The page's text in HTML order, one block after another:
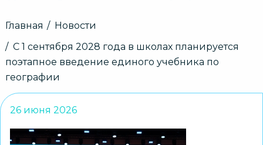
Строка
Главная
Новости
С 1 сентября 2028 года в школах планируется
поэтапное введение единого учебника по
географии
26 июня 2026